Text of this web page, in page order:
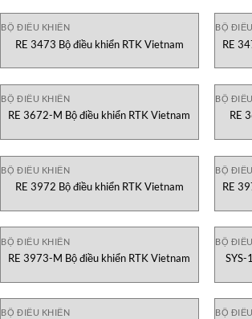
BỘ ĐIỀU KHIỂN
RE 3473 Bộ điều khiển RTK Vietnam
BỘ
RE
BỘ ĐIỀU KHIỂN
RE 3672-M Bộ điều khiển RTK Vietnam
BỘ
RE
BỘ ĐIỀU KHIỂN
RE 3972 Bộ điều khiển RTK Vietnam
BỘ
RE
BỘ ĐIỀU KHIỂN
RE 3973-M Bộ điều khiển RTK Vietnam
BỘ
BỘ ĐIỀU KHIỂN BỘ